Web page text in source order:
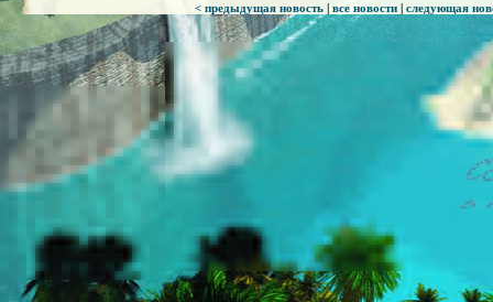
< предыдущая новость | все новости | следующая